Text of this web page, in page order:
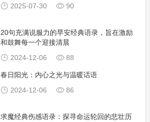
2025-07-30
90
20句充满说服力的早安经典语录，旨在激励
和鼓舞每一个迎接清晨
2024-12-06
88
春日阳光：内心之光与温暖话语
2024-12-06
86
求魔经典伤感语录：探寻命运轮回的悲壮历